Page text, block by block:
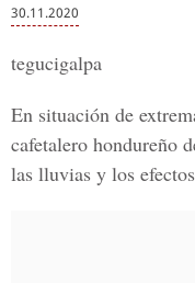
30.11.2020
tegucigalpa
En situación de
cafetalero hondureño
las lluvias y los